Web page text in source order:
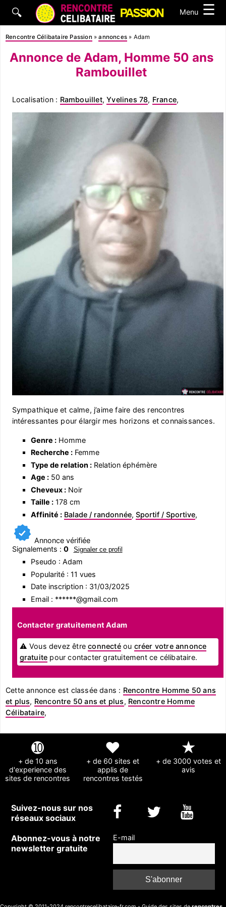
🔍 Menu ☰
Rencontre Célibataire Passion »annonces » Adam
Annonce de Adam, Homme 50 ans
Rambouillet
Localisation : Rambouillet,Yvelines 78, France,
Sympathique et calme, j’aime faire des rencontres
intéressantes pour élargir mes horizons et connaissances.
Genre :Homme
Recherche :Femme
Type de relation :Relation éphémère
Age :50 ans
Cheveux :Noir
Taille :178 cm
Affinité : Balade / randonnée, Sportif / Sportive,
Annonce vérifiée
Signalements : 0 Signaler ce profil
Pseudo : Adam
Popularité : 11 vues
Date inscription : 31/03/2025
Email : ******@gmail.com
Contacter gratuitement Adam
⚠ Vous devez êtreconnectéou créer votre annonce
gratuite pour contacter gratuitement ce célibataire.
Cette annonce est classée dans : Rencontre Homme 50 ans
et plus, Rencontre 50 ans et plus, Rencontre Homme
Célibataire,
➓
+ de 10 ans
d'experience des
sites de rencontres
❤
+ de 60 sites et
applis de
rencontres testés
★
+ de 3000 votes et
avis
Suivez-nous sur nos
réseaux sociaux
Abonnez-vous à notre
newsletter gratuite
E-mail